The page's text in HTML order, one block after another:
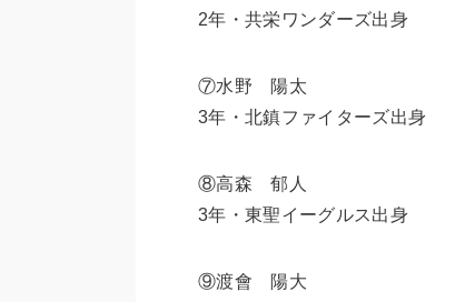
2年・共栄ワンダーズ出身
⑦水野 陽太
3年・北鎮ファイターズ出身
⑧高森 郁人
3年・東聖イーグルス出身
⑨渡會 陽大